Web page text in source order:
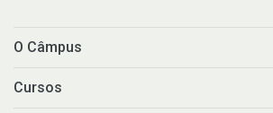
O Câmpus
Cursos